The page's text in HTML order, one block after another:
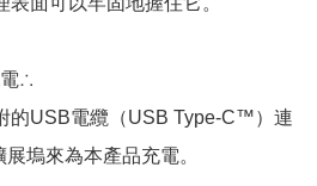
∴
的USB電纜（USB Type-C™）連
塢來為本產品充電。